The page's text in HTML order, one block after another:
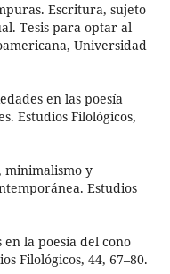
Escritura, sujeto
Tesis para optar al
Universidad
en las poesía
Estudios Filológicos,
minimalismo y
Estudios
la poesía del cono
Filológicos, 44, 67–80.